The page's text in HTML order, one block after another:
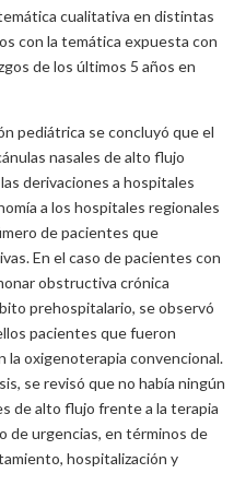
cualitativa en distintas
con la temática expuesta con
de los últimos 5 años en
pediátrica se concluyó que el
nasales de alto flujo
derivaciones a hospitales
a los hospitales regionales
de pacientes que
En el caso de pacientes con
obstructiva crónica
prehospitalario, se observó
pacientes que fueron
la oxigenoterapia convencional.
se revisó que no había ningún
de alto flujo frente a la terapia
de urgencias, en términos de
hospitalización y